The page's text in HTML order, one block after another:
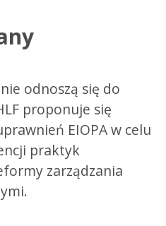
odnoszą się do
proponuje się
EIOPA w celu
praktyk
zarządzania